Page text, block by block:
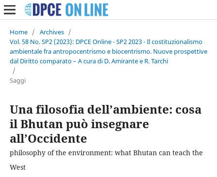
Home / Archives /
Vol. 58 No. SP2 (2023): DPCE Online - SP2 2023 - Il costituzionalismo
ambientale fra antropocentrismo e biocentrismo. Nuove prospettive
dal Diritto comparato – A cura di D. Amirante e R. Tarchi
/
Saggi
Una filosofia dell’ambiente: cosa
il Bhutan può insegnare
all’Occidente
philosophy of the environment: what Bhutan can teach the
West